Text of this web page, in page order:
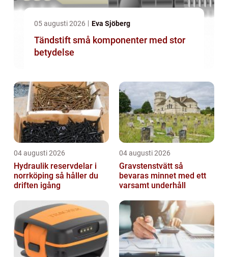
05 augusti 2026 Eva Sjöberg
Tändstift små komponenter med stor
betydelse
04 augusti 2026
Hydraulik reservdelar i
norrköping så håller du
driften igång
04 augusti 2026
Gravstenstvätt så
bevaras minnet med ett
varsamt underhåll